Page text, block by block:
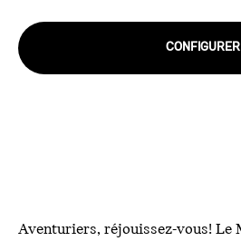
CONFIGURER
Aventuriers, réjouissez-vous! Le